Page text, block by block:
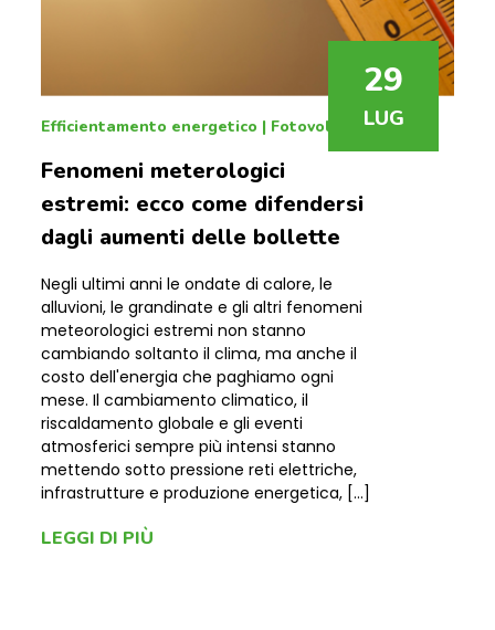
29
LUG
Efficientamento energetico | Fotovoltaico
Fenomeni meterologici
estremi: ecco come difendersi
dagli aumenti delle bollette
Negli ultimi anni le ondate di calore, le
alluvioni, le grandinate e gli altri fenomeni
meteorologici estremi non stanno
cambiando soltanto il clima, ma anche il
costo dell'energia che paghiamo ogni
mese. Il cambiamento climatico, il
riscaldamento globale e gli eventi
atmosferici sempre più intensi stanno
mettendo sotto pressione reti elettriche,
infrastrutture e produzione energetica, […]
LEGGI DI PIÙ